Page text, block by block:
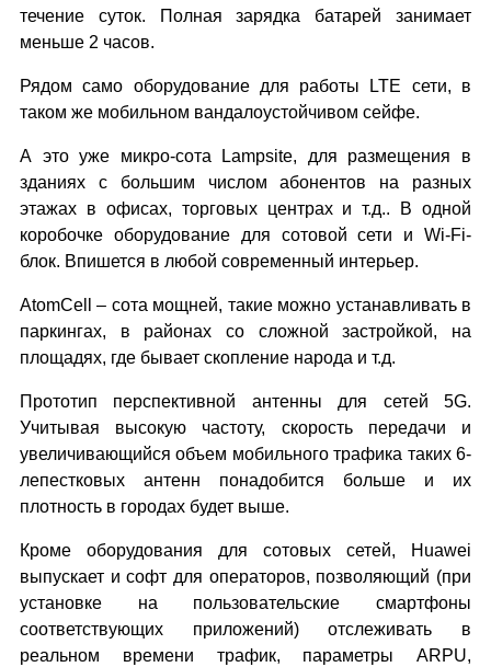
течение суток. Полная зарядка батарей занимает
меньше 2 часов.
Рядом само оборудование для работы LTE сети, в
таком же мобильном вандалоустойчивом сейфе.
А это уже микро-сота Lampsite, для размещения в
зданиях с большим числом абонентов на разных
этажах в офисах, торговых центрах и т.д.. В одной
коробочке оборудование для сотовой сети и Wi-Fi-
блок. Впишется в любой современный интерьер.
AtomCell – сота мощней, такие можно устанавливать в
паркингах, в районах со сложной застройкой, на
площадях, где бывает скопление народа и т.д.
Прототип перспективной антенны для сетей 5G.
Учитывая высокую частоту, скорость передачи и
увеличивающийся объем мобильного трафика таких 6-
лепестковых антенн понадобится больше и их
плотность в городах будет выше.
Кроме оборудования для сотовых сетей, Huawei
выпускает и софт для операторов, позволяющий (при
установке на пользовательские смартфоны
соответствующих приложений) отслеживать в
реальном времени трафик, параметры ARPU,